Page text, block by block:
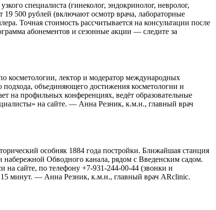
специалиста (гинеколог, эндокринолог, невролог,
500 рублей (включают осмотр врача, лабораторные
Точная стоимость рассчитывается на консультации после
абонементов и сезонные акции — следите за
косметологии, лектор и модератор международных
подхода, объединяющего достижения косметологии и
на профильных конференциях, ведёт образовательные
на сайте. — Анна Резник, к.м.н., главный врач
особняк 1884 года постройки. Ближайшая станция
Обводного канала, рядом с Введенским садом.
на сайте, по телефону +7-931-244-00-44 (звонки и
15 минут. — Анна Резник, к.м.н., главный врач ARclinic.